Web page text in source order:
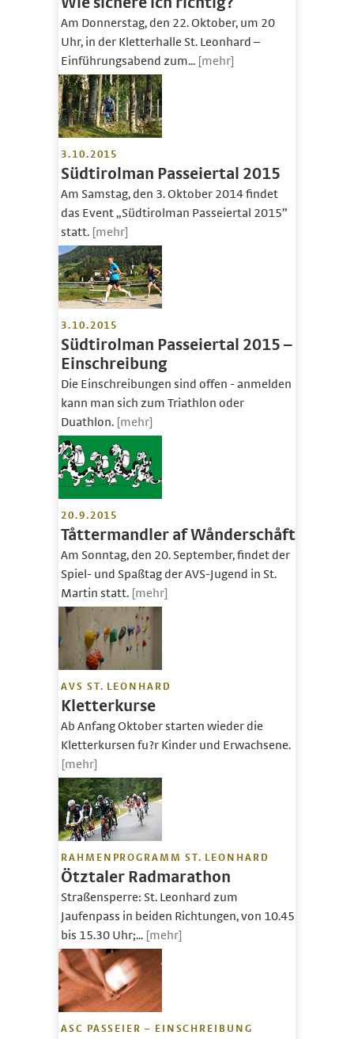
Am Donnerstag, den 22. Oktober, um 20
Uhr, in der Kletterhalle St. Leonhard –
Einführungsabend zum... [mehr]
3.10.2015
Südtirolman Passeiertal 2015
Am Samstag, den 3. Oktober 2014 findet
das Event „Südtirolman Passeiertal 2015”
statt. [mehr]
3.10.2015
Südtirolman Passeiertal 2015 –
Einschreibung
Die Einschreibungen sind offen - anmelden
kann man sich zum Triathlon oder
Duathlon. [mehr]
20.9.2015
Tåttermandler af Wånderschåft
Am Sonntag, den 20. September, findet der
Spiel- und Spaßtag der AVS-Jugend in St.
Martin statt. [mehr]
AVS ST. LEONHARD
Kletterkurse
Ab Anfang Oktober starten wieder die
Kletterkursen fu?r Kinder und Erwachsene.
[mehr]
RAHMENPROGRAMM ST. LEONHARD
Ötztaler Radmarathon
Straßensperre: St. Leonhard zum
Jaufenpass in beiden Richtungen, von 10.45
bis 15.30 Uhr;... [mehr]
ASC PASSEIER – EINSCHREIBUNG